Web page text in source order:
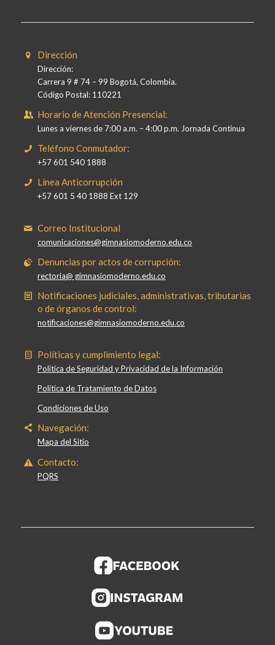
Dirección
Dirección:
Carrera 9 # 74 – 99 Bogotá, Colombia.
Código Postal: 110221
Horario de Atención Presencial:
Lunes a viernes de 7:00 a.m. – 4:00 p.m. Jornada Continua
Teléfono Conmutador:
+57 601 540 1888
Línea Anticorrupción
+57 601 5 40 1888 Ext 129
Correo Institucional
comunicaciones@gimnasiomoderno.edu.co
Denuncias por actos de corrupción:
rectoria@ gimnasiomoderno.edu.co
Notificaciones judiciales, administrativas, tributarias
o de órganos de control:
notificaciones@gimnasiomoderno.edu.co
Políticas y cumplimiento legal:
Política de Seguridad y Privacidad de la Información
Política de Tratamiento de Datos
Condiciones de Uso
Navegación:
Mapa del Sitio
Contacto:
PQRS